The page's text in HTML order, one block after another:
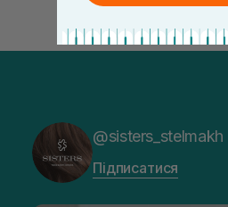
Підписатися